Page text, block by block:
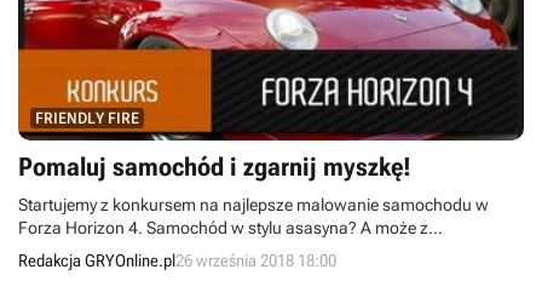
FRIENDLY FIRE
Pomaluj samochód i zgarnij myszkę!
Startujemy z konkursem na najlepsze malowanie samochodu w
Forza Horizon 4. Samochód w stylu asasyna? A może z
wiedźmińskim znakiem na masce?
Redakcja GRYOnline.pl26 września 2018 18:00